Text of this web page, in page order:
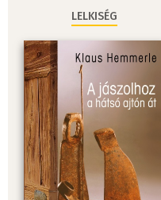
LELKISÉG